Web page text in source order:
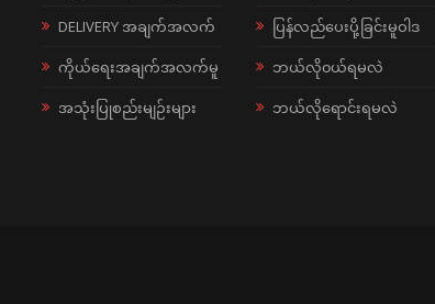
DELIVERY အချက်အလက်
ကိုယ်ရေးအချက်အလက်မူ
အသုံးပြုစည်းမျဉ်းများ
ပြန်လည်ပေးပို့ခြင်းမူဝါဒ
ဘယ်လို၀ယ်ရမလဲ
ဘယ်လိုရောင်းရမလဲ